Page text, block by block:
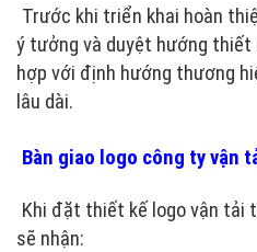
Trước khi triển khai hoàn
ý tưởng và duyệt hướng thiết
hợp với định hướng thương
lâu dài.
Bàn giao logo công ty vận
Khi đặt thiết kế logo vận tải
sẽ nhận: